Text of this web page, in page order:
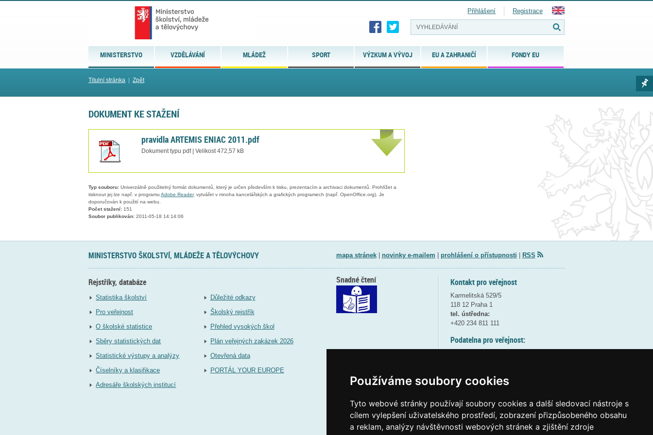
Používáme soubory cookies
Tyto webové stránky používají soubory cookies a další sledovací nástroje s
cílem vylepšení uživatelského prostředí, zobrazení přizpůsobeného obsahu
a reklam, analýzy návštěvnosti webových stránek a zjištění zdroje
MINISTERSTVO VZDĚLÁVÁNÍ MLÁDEŽ SPORT VÝZKUM A VÝVOJ EU A ZAHRANIČÍ FONDY EU
Přihlášení Registrace
Titulní stránka Zpět
DOKUMENT KE STAŽENÍ
pravidla ARTEMIS ENIAC 2011.pdf
Dokument typu pdf | Velikost 472,57 kB
Typ souboru: Univerzálně použitelný formát dokumentů, který je určen především k tisku, prezentacím a archivaci dokumentů. Prohlížet a
tisknout jej lze např. v programu Adobe Reader, vytvářet v mnoha kancelářských a grafických programech (např. OpenOffice.org). Je
doporučován k použití na webu.
Počet stažení: 151
Soubor publikován: 2011-05-18 14:14:06
MINISTERSTVO ŠKOLSTVÍ, MLÁDEŽE A TĚLOVÝCHOVY mapa stránek| novinky e-mailem prohlášení o přístupnosti RSS
Rejstříky, databáze
Statistika školství
Pro veřejnost
O školské statistice
Sběry statistických dat
Statistické výstupy a analýzy
Číselníky a klasifikace
Adresáře školských institucí
Důležité odkazy
Školský rejstřík
Přehled vysokých škol
Plán veřejných zakázek 2026
Otevřená data
PORTÁL YOUR EUROPE
Kontakt pro veřejnost
Karmelitská 529/5
118 12 Praha 1
tel. ústředna:
+420 234 811 111
Podatelna pro veřejnost:
(více informací
Elektronická podatelna:
posta@msmtgov cz
Snadné čtení